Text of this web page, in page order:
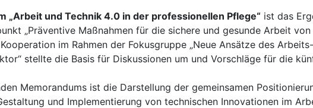
„Arbeit und Technik 4.0 in der professionellen Pflege“ ist das
„Präventive Maßnahmen für die sichere und gesunde Arbeit
im Rahmen der Fokusgruppe „Neue Ansätze des
stellte die Basis für Diskussionen um und Vorschläge für die
Memorandums ist die Darstellung der gemeinsamen
und Implementierung von technischen Innovationen im